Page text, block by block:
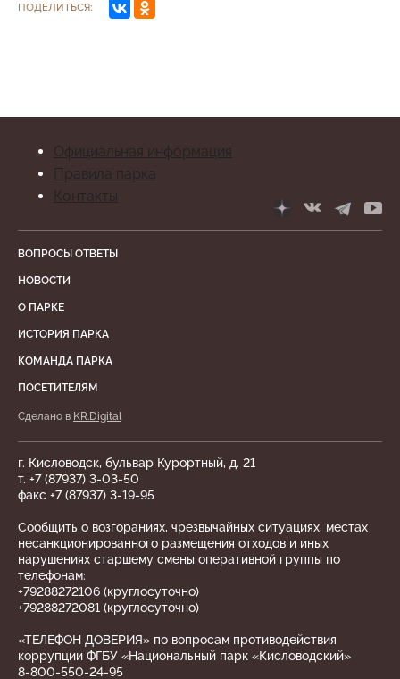
ПОДЕЛИТЬСЯ:
Официальная информация
Правила парка
Контакты
ВОПРОСЫ ОТВЕТЫ
НОВОСТИ
О ПАРКЕ
ИСТОРИЯ ПАРКА
КОМАНДА ПАРКА
ПОСЕТИТЕЛЯМ
Сделано в KR.Digital
г. Кисловодск, бульвар Курортный, д. 21
т. +7 (87937) 3-03-50
факс +7 (87937) 3-19-95
Сообщить о возгораниях, чрезвычайных ситуациях, местах
несанкционированного размещения отходов и иных
нарушениях старшему смены оперативной группы по
телефонам:
+79288272106 (круглосуточно)
+79288272081 (круглосуточно)
«ТЕЛЕФОН ДОВЕРИЯ» по вопросам противодействия
коррупции ФГБУ «Национальный парк «Кисловодский»
8-800-550-24-95